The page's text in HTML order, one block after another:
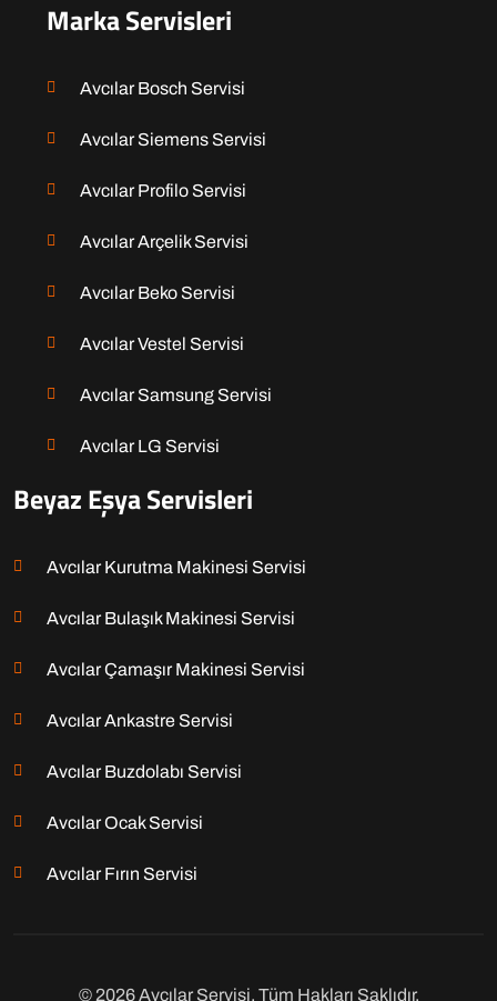
Marka Servisleri
Avcılar Bosch Servisi
Avcılar Siemens Servisi
Avcılar Profilo Servisi
Avcılar Arçelik Servisi
Avcılar Beko Servisi
Avcılar Vestel Servisi
Avcılar Samsung Servisi
Avcılar LG Servisi
Beyaz Eşya Servisleri
Avcılar Kurutma Makinesi Servisi
Avcılar Bulaşık Makinesi Servisi
Avcılar Çamaşır Makinesi Servisi
Avcılar Ankastre Servisi
Avcılar Buzdolabı Servisi
Avcılar Ocak Servisi
Avcılar Fırın Servisi
© 2026 Avcılar Servisi. Tüm Hakları Saklıdır.